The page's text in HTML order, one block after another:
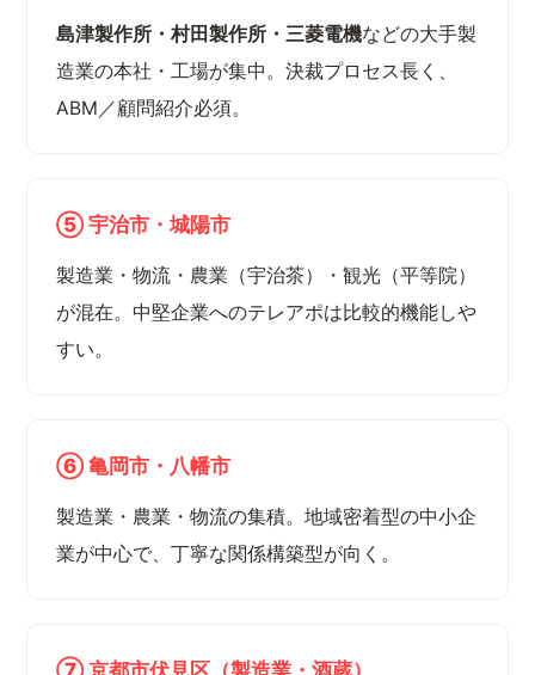
島津製作所・村田製作所・三菱電機などの大手製
造業の本社・工場が集中。決裁プロセス長く、
ABM／顧問紹介必須。
⑤ 宇治市・城陽市
製造業・物流・農業（宇治茶）・観光（平等院）
が混在。中堅企業へのテレアポは比較的機能しや
すい。
⑥ 亀岡市・八幡市
製造業・農業・物流の集積。地域密着型の中小企
業が中心で、丁寧な関係構築型が向く。
⑦ 京都市伏見区（製造業・酒蔵）